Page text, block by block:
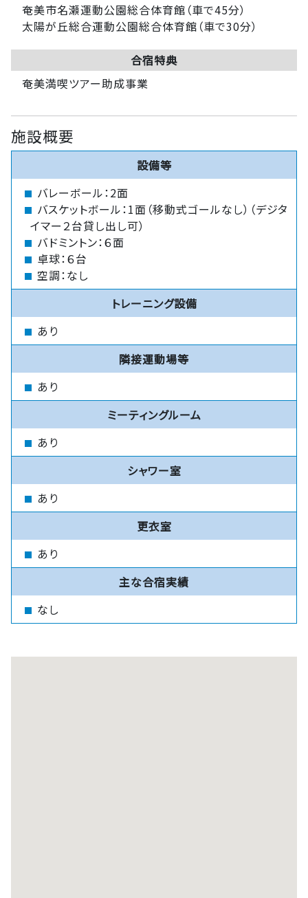
奄美市名瀬運動公園総合体育館（車で45分）
太陽が丘総合運動公園総合体育館（車で30分）
合宿特典
奄美満喫ツアー助成事業
施設概要
設備等
バレーボール：2面
バスケットボール：1面（移動式ゴールなし）（デジタ
イマー２台貸し出し可）
バドミントン：６面
卓球：６台
空調：なし
トレーニング設備
あり
隣接運動場等
あり
ミーティングルーム
あり
シャワー室
あり
更衣室
あり
主な合宿実績
なし